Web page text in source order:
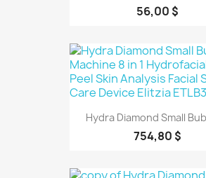
56,00 $
Hydra Diamond Small
754,80 $